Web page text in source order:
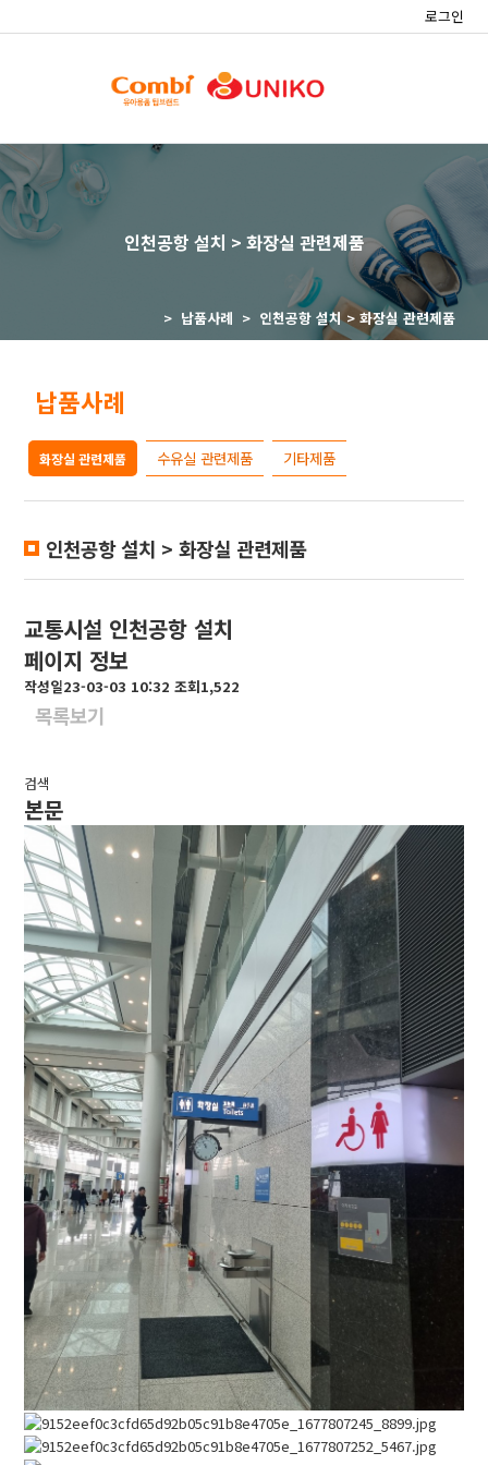
로그인
인천공항 설치 > 화장실 관련제품
> 납품사례 > 인천공항 설치 > 화장실 관련제품
납품사례
화장실 관련제품 수유실 관련제품 기타제품
인천공항 설치 > 화장실 관련제품
교통시설 인천공항 설치
페이지 정보
작성일23-03-03 10:32 조회1,522
목록보기
검색
본문